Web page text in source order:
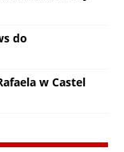
do
w Castel